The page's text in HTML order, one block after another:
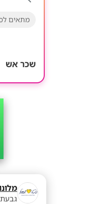
מתאים
שכר אש